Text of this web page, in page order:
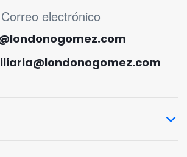
Correo electrónico